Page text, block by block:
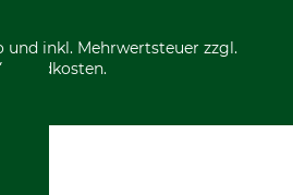
und inkl. Mehrwertsteuer zzgl.